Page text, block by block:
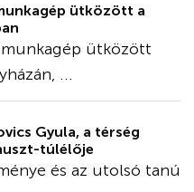
ütközött a
ütközött
...
Gyula, a térség
túlélője
és az utolsó tanú